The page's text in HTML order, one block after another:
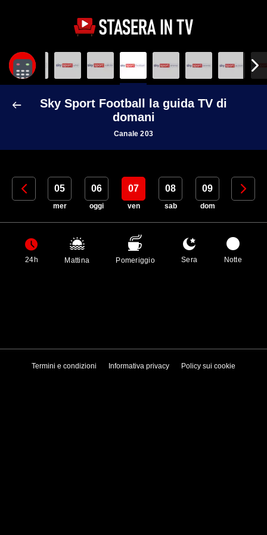
Sky Sport Football la guida TV di
domani
Canale 203
04 05
mer
06
oggi
07
ven
08
sab
09
dom
10
24h Mattina Pomeriggio Sera Notte
Termini e condizioni Informativa privacy Policy sui cookie